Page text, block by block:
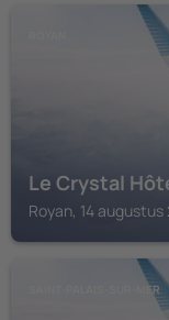
Le Crystal
Royan, 14
SAINT-PALAIS-SUR-MER